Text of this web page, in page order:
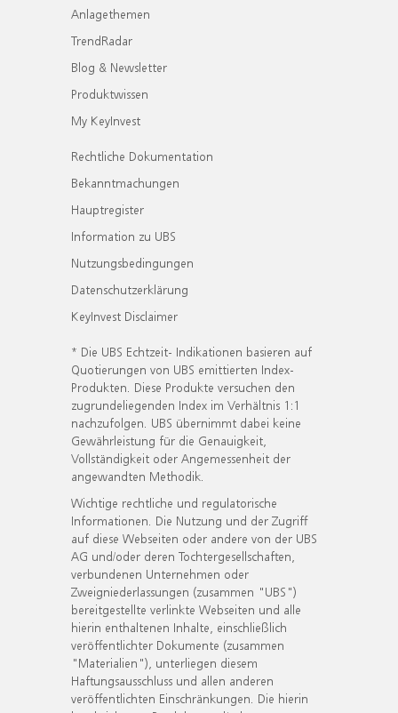
Anlagethemen
TrendRadar
Blog & Newsletter
Produktwissen
My KeyInvest
Rechtliche Dokumentation
Bekanntmachungen
Hauptregister
Information zu UBS
Nutzungsbedingungen
Datenschutzerklärung
KeyInvest Disclaimer
* Die UBS Echtzeit- Indikationen basieren auf
Quotierungen von UBS emittierten Index-
Produkten. Diese Produkte versuchen den
zugrundeliegenden Index im Verhältnis 1:1
nachzufolgen. UBS übernimmt dabei keine
Gewährleistung für die Genauigkeit,
Vollständigkeit oder Angemessenheit der
angewandten Methodik.
Wichtige rechtliche und regulatorische
Informationen. Die Nutzung und der Zugriff
auf diese Webseiten oder andere von der UBS
AG und/oder deren Tochtergesellschaften,
verbundenen Unternehmen oder
Zweigniederlassungen (zusammen "UBS")
bereitgestellte verlinkte Webseiten und alle
hierin enthaltenen Inhalte, einschließlich
veröffentlichter Dokumente (zusammen
"Materialien"), unterliegen diesem
Haftungsausschluss und allen anderen
veröffentlichten Einschränkungen. Die hierin